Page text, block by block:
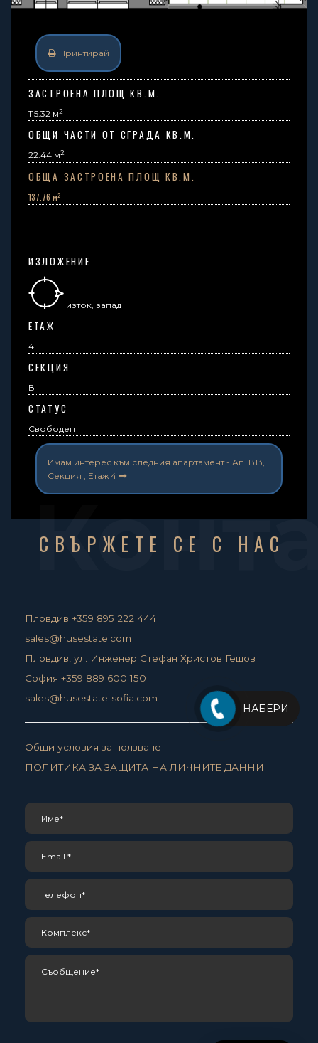
Принтирай
ЗАСТРОЕНА ПЛОЩ КВ.М.
115.32 м2
ОБЩИ ЧАСТИ ОТ СГРАДА КВ.М.
22.44 м2
ОБЩА ЗАСТРОЕНА ПЛОЩ КВ.М.
137.76 м2
ИЗЛОЖЕНИЕ
изток, запад
ЕТАЖ
4
СЕКЦИЯ
В
СТАТУС
Свободен
Имам интерес към следния апартамент - Ап. В13,
Секция , Етаж 4
СВЪРЖЕТЕ СЕ С НАС
Пловдив +359 895 222 444
sales@husestate.com
Пловдив, ул. Инженер Стефан Христов Гешов
София +359 889 600 150
sales@husestate-sofia.com
Общи условия за ползване
ПОЛИТИКА ЗА ЗАЩИТА НА ЛИЧНИТЕ ДАННИ
НАБЕРИ